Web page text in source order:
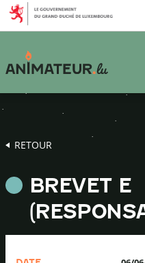
Aller
au
menu
principal
Aller
au
contenu
Aller
au
pied
page
RETOUR
BREVET E